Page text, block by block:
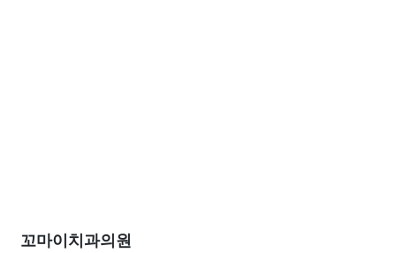
꼬마이치과의원